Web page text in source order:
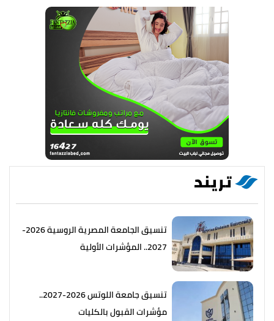
تريند
تنسيق الجامعة المصرية الروسية 2026-
2027.. المؤشرات الأولية
تنسيق جامعة اللوتس 2026-2027..
مؤشرات القبول بالكليات